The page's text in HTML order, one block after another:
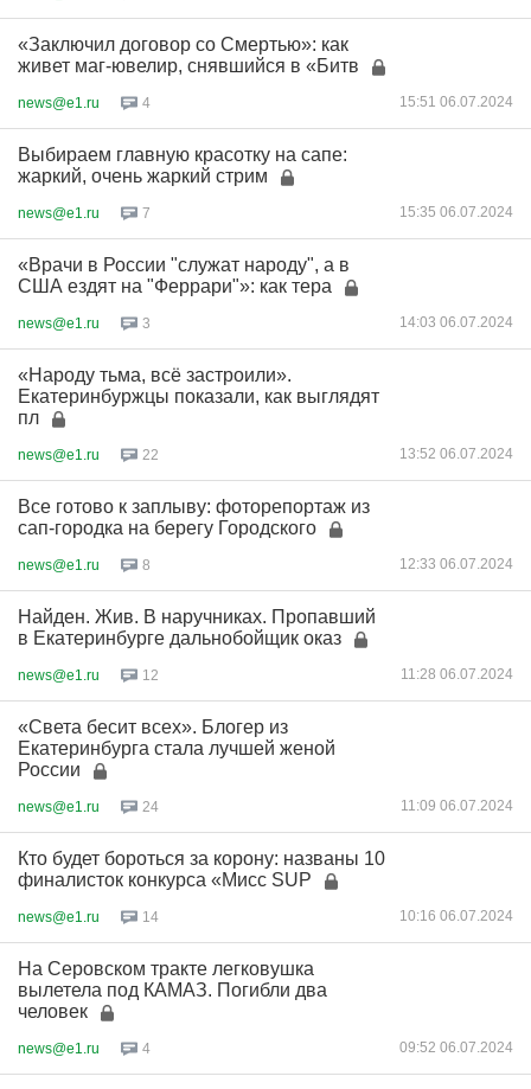
«Заключил договор со Смертью»: как
живет маг-ювелир, снявшийся в «Битв
news@e1.ru 4 15:51 06.07.2024
Выбираем главную красотку на сапе:
жаркий, очень жаркий стрим
news@e1.ru 7 15:35 06.07.2024
«Врачи в России "служат народу", а в
США ездят на "Феррари"»: как тера
news@e1.ru 3 14:03 06.07.2024
«Народу тьма, всё застроили».
Екатеринбуржцы показали, как выглядят
пл
news@e1.ru 22 13:52 06.07.2024
Все готово к заплыву: фоторепортаж из
сап-городка на берегу Городского
news@e1.ru 8 12:33 06.07.2024
Найден. Жив. В наручниках. Пропавший
в Екатеринбурге дальнобойщик оказ
news@e1.ru 12 11:28 06.07.2024
«Света бесит всех». Блогер из
Екатеринбурга стала лучшей женой
России
news@e1.ru 24 11:09 06.07.2024
Кто будет бороться за корону: названы 10
финалисток конкурса «Мисс SUP
news@e1.ru 14 10:16 06.07.2024
На Серовском тракте легковушка
вылетела под КАМАЗ. Погибли два
человек
news@e1.ru 4 09:52 06.07.2024